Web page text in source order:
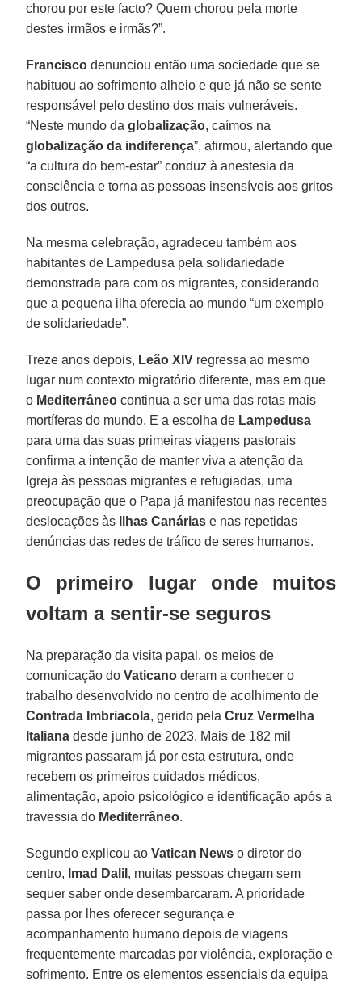
chorou por este facto? Quem chorou pela morte
destes irmãos e irmãs?”.
Francisco denunciou então uma sociedade que se
habituou ao sofrimento alheio e que já não se sente
responsável pelo destino dos mais vulneráveis.
“Neste mundo daglobalização, caímos na
globalização da indiferença”, afirmou, alertando que
“a cultura do bem-estar” conduz à anestesia da
consciência e torna as pessoas insensíveis aos gritos
dos outros.
Na mesma celebração, agradeceu também aos
habitantes de Lampedusa pela solidariedade
demonstrada para com os migrantes, considerando
que a pequena ilha oferecia ao mundo “um exemplo
de solidariedade”.
Treze anos depois, Leão XIV regressa ao mesmo
lugar num contexto migratório diferente, mas em que
o Mediterrâneo continua a ser uma das rotas mais
mortíferas do mundo. E a escolha de Lampedusa
para uma das suas primeiras viagens pastorais
confirma a intenção de manter viva a atenção da
Igreja às pessoas migrantes e refugiadas, uma
preocupação que o Papa já manifestou nas recentes
deslocações às
Ilhas Canárias e nas repetidas
denúncias das redes de tráfico de seres humanos.
O primeiro lugar onde muitos
voltam a sentir-se seguros
Na preparação da visita papal, os meios de
comunicação doVaticano deram a conhecer o
trabalho desenvolvido no centro de acolhimento de
Contrada Imbriacola, gerido pelaCruz Vermelha
Italiana desde junho de 2023. Mais de 182 mil
migrantes passaram já por esta estrutura, onde
recebem os primeiros cuidados médicos,
alimentação, apoio psicológico e identificação após a
travessia do Mediterrâneo.
Segundo explicou aoVatican News o diretor do
centro, Imad Dalil , muitas pessoas chegam sem
sequer saber onde desembarcaram. A prioridade
passa por lhes oferecer segurança e
acompanhamento humano depois de viagens
frequentemente marcadas por violência, exploração e
sofrimento. Entre os elementos essenciais da equipa